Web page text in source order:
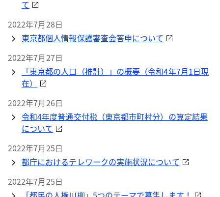
て
2022年7月28日
東京都個人情報保護審査会答申について
2022年7月27日
「東京都の人口（推計）」の概要（令和4年7月1日現
在）
2022年7月26日
令和4年度普通交付税（東京都市町村分）の算定結果
について
2022年7月25日
都庁におけるテレワークの実施状況について
2022年7月25日